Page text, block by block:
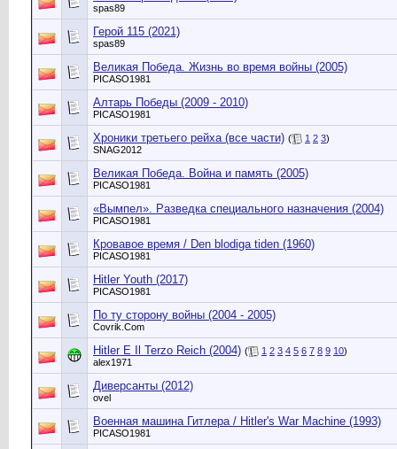
spas89
Герой 115 (2021)
spas89
Великая Победа. Жизнь во время войны (2005)
PICASO1981
Алтарь Победы (2009 - 2010)
PICASO1981
Хроники третьего рейха (все части) ( 1 2 3)
SNAG2012
Великая Победа. Война и память (2005)
PICASO1981
«Вымпел». Разведка специального назначения (2004)
PICASO1981
Кровавое время / Den blodiga tiden (1960)
PICASO1981
Hitler Youth (2017)
PICASO1981
По ту сторону войны (2004 - 2005)
Сovrik.Com
Hitler E Il Terzo Reich (2004) ( 1 2 3 4 5 6 7 8 9 10)
alex1971
Диверсанты (2012)
ovel
Военная машина Гитлера / Hitler's War Machine (1993)
PICASO1981